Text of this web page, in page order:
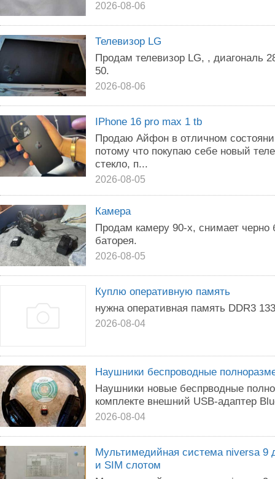
2026-08-06
Телевизор LG
Продам телевизор LG, , диагональ
50.
2026-08-06
IPhone 16 pro max 1 tb
Продаю Айфон в отличном
потому что покупаю себе новый
стекло, п...
2026-08-05
Камера
Продам камеру 90-х, снимает черно
баторея.
2026-08-05
Куплю оперативную память
нужна оперативная память DDR3
2026-08-04
Наушники беспроводные
Наушники новые беспрводные
комплекте внешний USB-адаптер
2026-08-04
Мультимедийная система niversa 9
и SIM слотом